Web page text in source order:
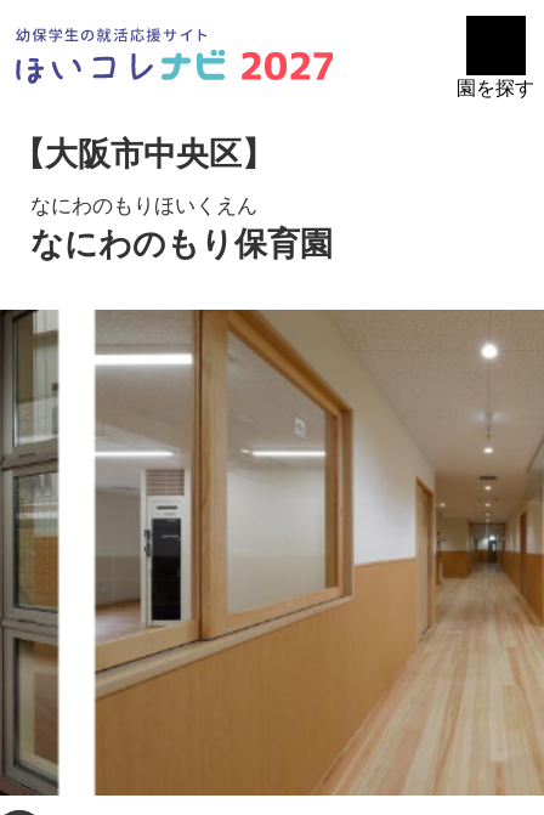
園を探す
【大阪市中央区】
なにわのもりほいくえん
なにわのもり保育園